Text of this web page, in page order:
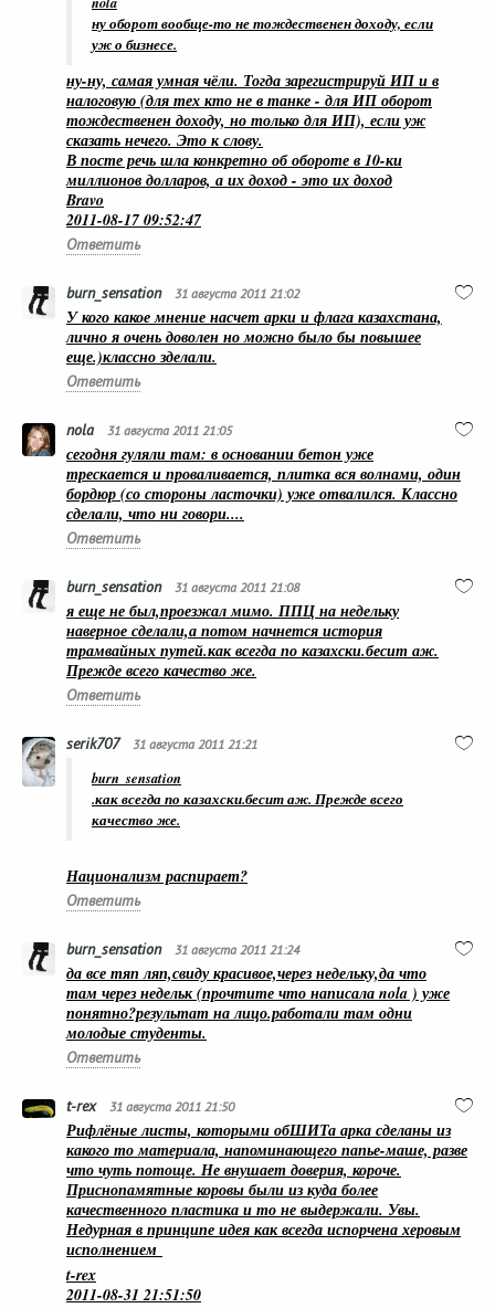
ну оборот вообще-то не тождественен доходу, если
уж о бизнесе.
ну-ну, самая умная чёли. Тогда зарегистрируй ИП и в
налоговую (для тех кто не в танке - для ИП оборот
тождественен доходу, но только для ИП), если уж
сказать нечего. Это к слову.
В посте речь шла конкретно об обороте в 10-ки
миллионов долларов, а их доход - это их доход
Bravo
2011-08-17 09:52:47
Ответить
burn_sensation 31 августа 2011 21:02
У кого какое мнение насчет арки и флага казахстана,
лично я очень доволен но можно было бы повышее
еще.)классно зделали.
Ответить
nola 31 августа 2011 21:05
сегодня гуляли там: в основании бетон уже
трескается и проваливается, плитка вся волнами, один
бордюр (со стороны ласточки) уже отвалился. Классно
сделали, что ни говори....
Ответить
burn_sensation 31 августа 2011 21:08
я еще не был,проезжал мимо. ППЦ на недельку
наверное сделали,а потом начнется история
трамвайных путей.как всегда по казахски.бесит аж.
Прежде всего качество же.
Ответить
serik707 31 августа 2011 21:21
burn_sensation
.как всегда по казахски.бесит аж. Прежде всего
качество же.
Национализм распирает?
Ответить
burn_sensation 31 августа 2011 21:24
да все тяп ляп,свиду красивое,через недельку,да что
там через недельк (прочтите что написала nola ) уже
понятно?результат на лицо.работали там одни
молодые студенты.
Ответить
t-rex 31 августа 2011 21:50
Рифлёные листы, которыми обШИТа арка сделаны из
какого то материала, напоминающего папье-маше, разве
что чуть потоще. Не внушает доверия, короче.
Приснопамятные коровы были из куда более
качественного пластика и то не выдержали. Увы.
Недурная в принципе идея как всегда испорчена херовым
исполнением
t-rex
2011-08-31 21:51:50